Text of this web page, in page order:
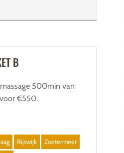
B
500min van
€550.
Rijswijk
Zoetermeer